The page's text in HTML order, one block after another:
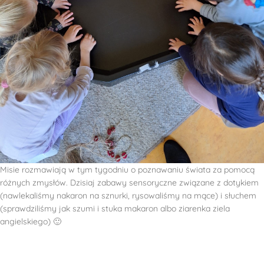
Misie rozmawiają w tym tygodniu o poznawaniu świata za pomocą
różnych zmysłów. Dzisiaj zabawy sensoryczne związane z dotykiem
(nawlekaliśmy nakaron na sznurki, rysowaliśmy na mące) i słuchem
(sprawdziliśmy jak szumi i stuka makaron albo ziarenka ziela
angielskiego) 🙂